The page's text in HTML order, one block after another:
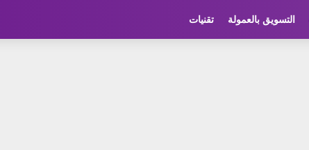
التسويق بالعمولة تقنيات